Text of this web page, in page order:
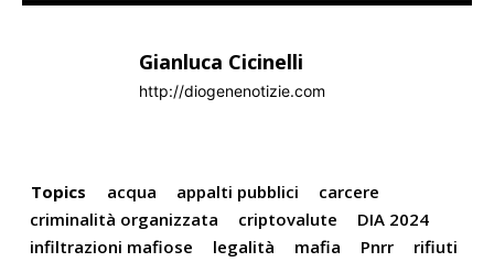
Gianluca Cicinelli
http://diogenenotizie.com
Topics acqua appalti pubblici
carcere
criminalità organizzata
criptovalute
DIA 2024
infiltrazioni mafiose
legalità mafia Pnrr
rifiuti